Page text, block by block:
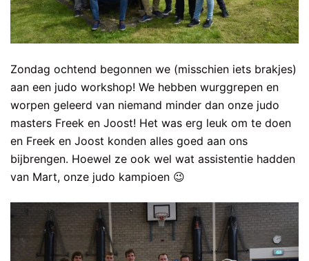
Zondag ochtend begonnen we (misschien iets brakjes)
aan een judo workshop! We hebben wurggrepen en
worpen geleerd van niemand minder dan onze judo
masters Freek en Joost! Het was erg leuk om te doen
en Freek en Joost konden alles goed aan ons
bijbrengen. Hoewel ze ook wel wat assistentie hadden
van Mart, onze judo kampioen 😉